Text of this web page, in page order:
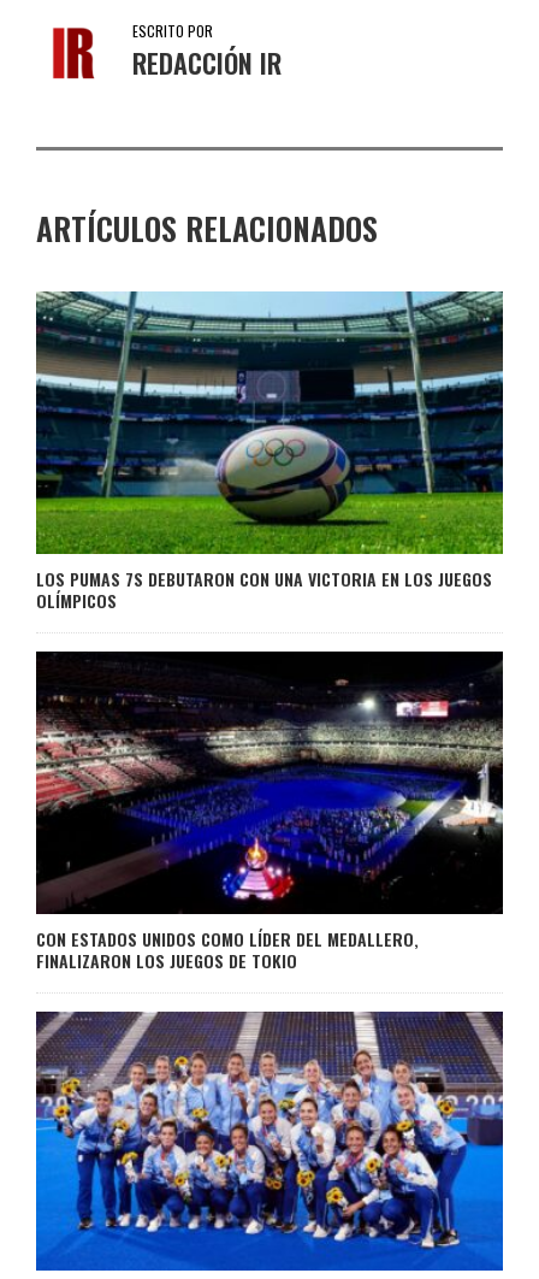
ESCRITO POR
REDACCIÓN IR
ARTÍCULOS RELACIONADOS
LOS PUMAS 7S DEBUTARON CON UNA VICTORIA EN LOS JUEGOS
OLÍMPICOS
CON ESTADOS UNIDOS COMO LÍDER DEL MEDALLERO,
FINALIZARON LOS JUEGOS DE TOKIO